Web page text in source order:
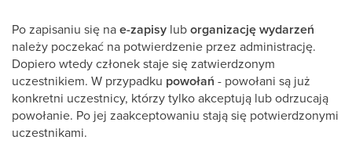
Po zapisaniu się nae-zapisy luborganizację wydarzeń
należy poczekać na potwierdzenie przez administrację.
Dopiero wtedy członek staje się zatwierdzonym
uczestnikiem. W przypadku powołań - powołani są już
konkretni uczestnicy, którzy tylko akceptują lub odrzucają
powołanie. Po jej zaakceptowaniu stają się potwierdzonymi
uczestnikami.